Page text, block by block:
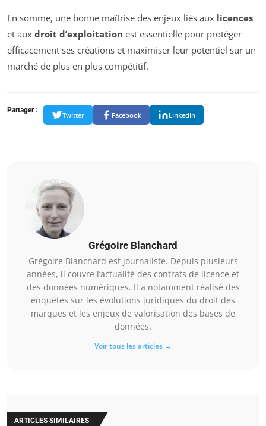
En somme, une bonne maîtrise des enjeux liés aux licences
et aux droit d’exploitation est essentielle pour protéger
efficacement ses créations et maximiser leur potentiel sur un
marché de plus en plus compétitif.
Partager :
Twitter Facebook LinkedIn
Grégoire Blanchard
Grégoire Blanchard est journaliste. Depuis plusieurs
années, il couvre l’actualité des contrats de licence et
des données numériques. Il a notamment réalisé des
enquêtes sur les évolutions juridiques du droit des
marques et les enjeux de valorisation des bases de
données.
Voir tous les articles →
ARTICLES SIMILAIRES